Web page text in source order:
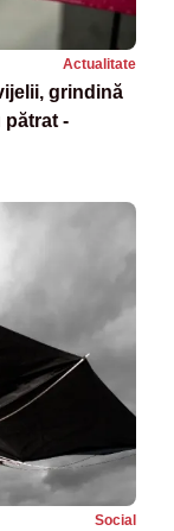
Actualitate
grindină
pătrat -
Social